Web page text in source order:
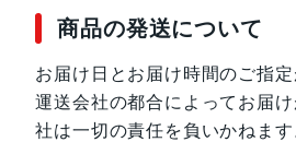
商品の発送について
お届け日とお届け時間のご指定
運送会社の都合によってお届
社は一切の責任を負いかねます